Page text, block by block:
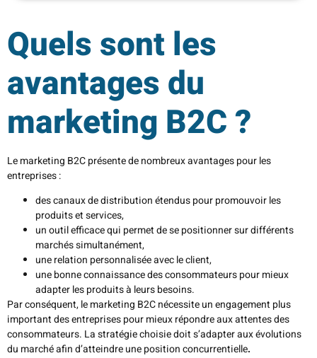
Quels sont les
avantages du
marketing B2C ?
Le marketing B2C présente de nombreux avantages pour les
entreprises :
des canaux de distribution étendus pour promouvoir les
produits et services,
un outil efficace qui permet de se positionner sur différents
marchés simultanément,
une relation personnalisée avec le client,
une bonne connaissance des consommateurs pour mieux
adapter les produits à leurs besoins.
Par conséquent, le marketing B2C nécessite un engagement plus
important des entreprises pour mieux répondre aux attentes des
consommateurs. La stratégie choisie doit s’adapter aux évolutions
du marché afin d’atteindre une position concurrentielle.